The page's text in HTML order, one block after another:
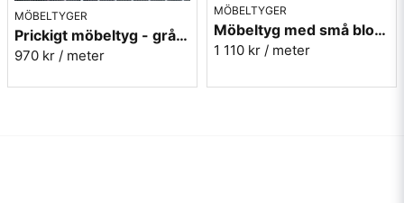
MÖBELTYGER
Prickigt möbeltyg - grå Micro nr.90
970 kr / meter
MÖBELTYGER
Möbeltyg med små blommor - Sippa gul nr.15 Berghem
1 110 kr / meter